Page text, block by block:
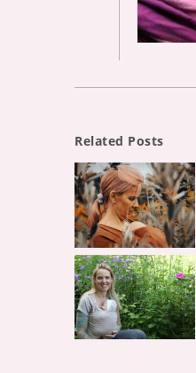
Related Posts